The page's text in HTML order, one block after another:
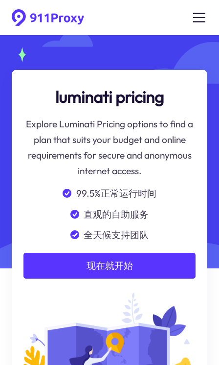
luminati pricing
Explore Luminati Pricing options to find a
plan that suits your budget and online
requirements for secure and anonymous
internet access.
99.5%正常运行时间
直观的自助服务
全天候支持团队
现在就开始